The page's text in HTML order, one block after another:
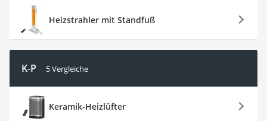
Heizstrahler mit Standfuß
K-P 5 Vergleiche
Keramik-Heizlüfter